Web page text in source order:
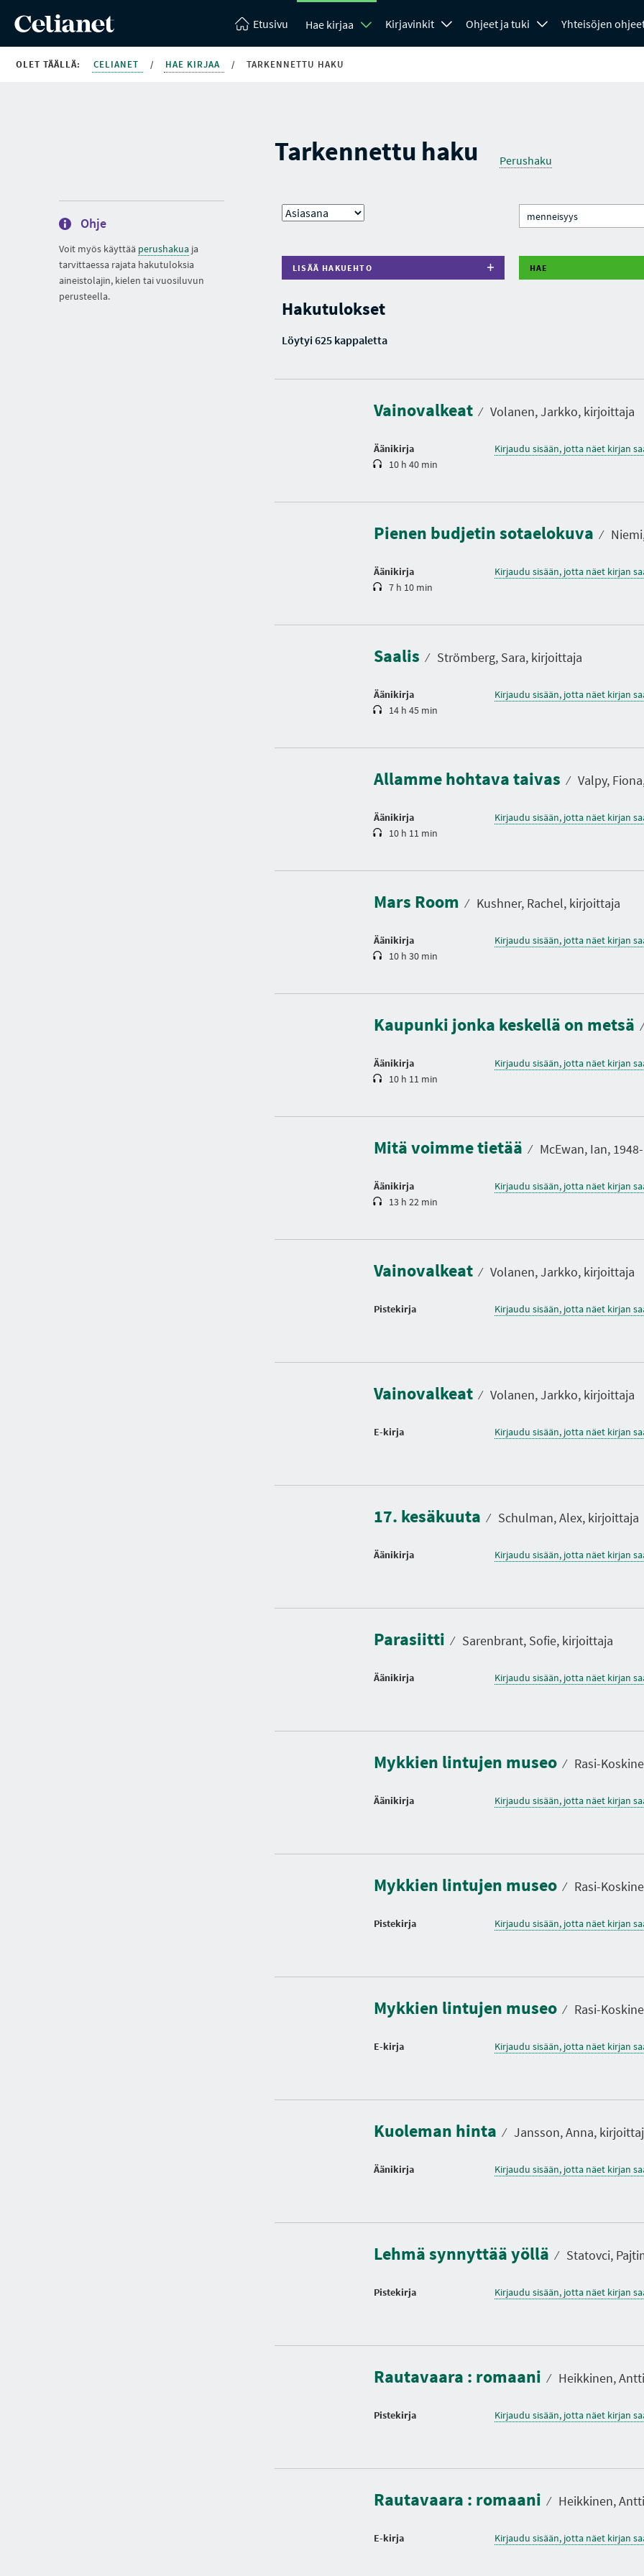
Etusivu Hae kirjaa Kirjavinkit Ohjeet ja tuki Yhteisöjen
OLET TÄÄLLÄ: CELIANET / HAE KIRJAA / TARKENNETTU HAKU
Tarkennettu haku Perushaku
Ohje
Voit myös käyttää perushakua ja
tarvittaessa rajata hakutuloksia
aineistolajin, kielen tai vuosiluvun
perusteella.
LISÄÄ HAKUEHTO HAE
Hakutulokset
Löytyi 625 kappaletta
Vainovalkeat ⁄ Volanen, Jarkko, kirjoittaja
Äänikirja
s
o
10 h 40 min
Kirjaudu sisään, jotta näet kirjan
Pienen budjetin sotaelokuva ⁄
Äänikirja
s
o
7 h 10 min
Kirjaudu sisään, jotta näet kirjan
Saalis ⁄ Strömberg, Sara, kirjoittaja
Äänikirja
s
o
14 h 45 min
Kirjaudu sisään, jotta näet kirjan
Allamme hohtava taivas ⁄ Valpy,
Äänikirja
s
o
10 h 11 min
Kirjaudu sisään, jotta näet kirjan
Mars Room ⁄ Kushner, Rachel, kirjoittaja
Äänikirja
s
o
10 h 30 min
Kirjaudu sisään, jotta näet kirjan
Kaupunki jonka keskellä on metsä ⁄
Äänikirja
s
o
10 h 11 min
Kirjaudu sisään, jotta näet kirjan
Mitä voimme tietää ⁄ McEwan, Ian,
Äänikirja
s
o
13 h 22 min
Kirjaudu sisään, jotta näet kirjan
Vainovalkeat ⁄ Volanen, Jarkko, kirjoittaja
Pistekirja Kirjaudu sisään, jotta näet kirjan
Vainovalkeat ⁄ Volanen, Jarkko, kirjoittaja
E-kirja Kirjaudu sisään, jotta näet kirjan
17. kesäkuuta ⁄ Schulman, Alex, kirjoittaja
Äänikirja Kirjaudu sisään, jotta näet kirjan
Parasiitti ⁄ Sarenbrant, Sofie, kirjoittaja
Äänikirja Kirjaudu sisään, jotta näet kirjan
Mykkien lintujen museo ⁄ Rasi-
Äänikirja Kirjaudu sisään, jotta näet kirjan
Mykkien lintujen museo ⁄ Rasi-
Pistekirja Kirjaudu sisään, jotta näet kirjan
Mykkien lintujen museo ⁄ Rasi-
E-kirja Kirjaudu sisään, jotta näet kirjan
Kuoleman hinta ⁄ Jansson, Anna,
Äänikirja Kirjaudu sisään, jotta näet kirjan
Lehmä synnyttää yöllä ⁄ Statovci,
Pistekirja Kirjaudu sisään, jotta näet kirjan
Rautavaara : romaani ⁄ Heikkinen,
Pistekirja Kirjaudu sisään, jotta näet kirjan
Rautavaara : romaani ⁄ Heikkinen,
E-kirja Kirjaudu sisään, jotta näet kirjan